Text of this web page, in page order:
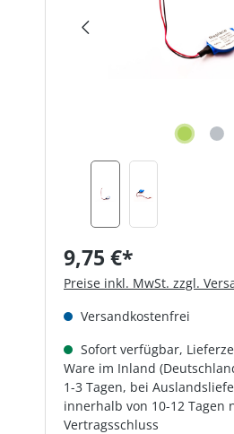
9,75 €*
Preise inkl. MwSt. zzgl.
Versandkostenfrei
Sofort verfügbar,
Ware im Inland
1-3 Tagen, bei
innerhalb von 10-12 Tagen
Vertragsschluss